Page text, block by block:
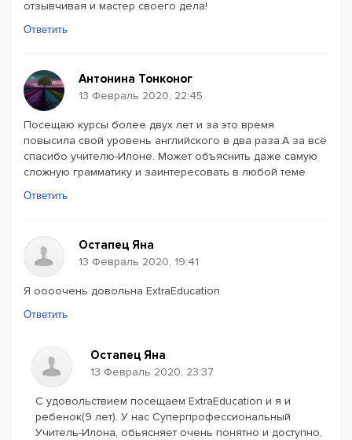
отзывчивая и мастер своего дела!
Ответить
Антонина Тонконог
13 Февраль 2020, 22:45
Посещаю курсы более двух лет и за это время
повысила свой уровень английского в два раза.А за всё
спасибо учителю-Илоне. Может объяснить даже самую
сложную грамматику и заинтересовать в любой теме
Ответить
Остапец Яна
13 Февраль 2020, 19:41
Я оооочень довольна ExtraEducation
Ответить
Остапец Яна
13 Февраль 2020, 23:37
С удовольствием посещаем ExtraEducation и я и
ребенок(9 лет). У нас Суперпрофессиональный
Учитель-Илона, обьясняет очень понятно и доступно,